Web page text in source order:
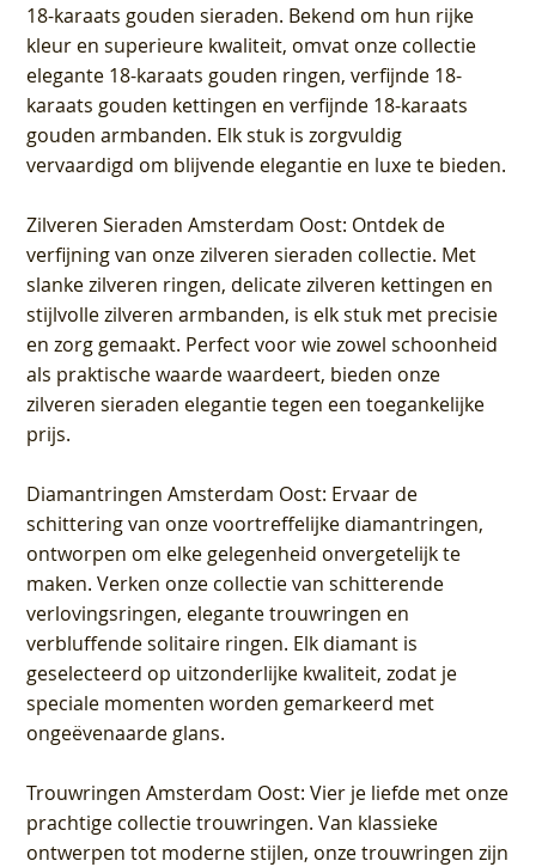
18-karaats gouden sieraden. Bekend om hun rijke
kleur en superieure kwaliteit, omvat onze collectie
elegante 18-karaats gouden ringen, verfijnde 18-
karaats gouden kettingen en verfijnde 18-karaats
gouden armbanden. Elk stuk is zorgvuldig
vervaardigd om blijvende elegantie en luxe te bieden.
Zilveren Sieraden Amsterdam Oost: Ontdek de
verfijning van onze zilveren sieraden collectie. Met
slanke zilveren ringen, delicate zilveren kettingen en
stijlvolle zilveren armbanden, is elk stuk met precisie
en zorg gemaakt. Perfect voor wie zowel schoonheid
als praktische waarde waardeert, bieden onze
zilveren sieraden elegantie tegen een toegankelijke
prijs.
Diamantringen Amsterdam Oost: Ervaar de
schittering van onze voortreffelijke diamantringen,
ontworpen om elke gelegenheid onvergetelijk te
maken. Verken onze collectie van schitterende
verlovingsringen, elegante trouwringen en
verbluffende solitaire ringen. Elk diamant is
geselecteerd op uitzonderlijke kwaliteit, zodat je
speciale momenten worden gemarkeerd met
ongeëvenaarde glans.
Trouwringen Amsterdam Oost: Vier je liefde met onze
prachtige collectie trouwringen. Van klassieke
ontwerpen tot moderne stijlen, onze trouwringen zijn